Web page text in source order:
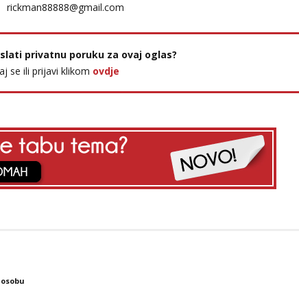
rickman88888@gmail.com
privatnu poruku za ovaj oglas?
se ili prijavi klikom ovdje